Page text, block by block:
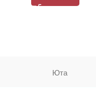
Юта